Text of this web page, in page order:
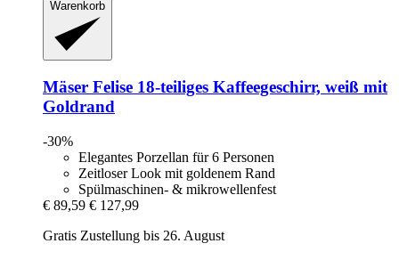
Warenkorb
Mäser Felise 18-​teiliges Kaffeegeschirr, weiß mit
Goldrand
-30%
Elegantes Porzellan für 6 Personen
Zeitloser Look mit goldenem Rand
Spülmaschinen- & mikrowellenfest
€ 89,59 € 127,99
Gratis Zustellung bis 26. August